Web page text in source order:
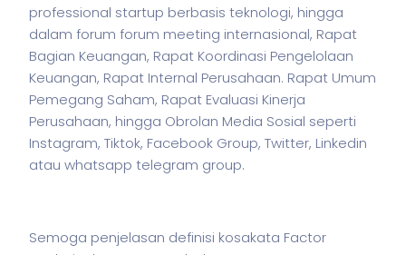
professional startup berbasis teknologi, hingga
dalam forum forum meeting internasional, Rapat
Bagian Keuangan, Rapat Koordinasi Pengelolaan
Keuangan, Rapat Internal Perusahaan. Rapat Umum
Pemegang Saham, Rapat Evaluasi Kinerja
Perusahaan, hingga Obrolan Media Sosial seperti
Instagram, Tiktok, Facebook Group, Twitter, Linkedin
atau whatsapp telegram group.
Semoga penjelasan definisi kosakata Factor